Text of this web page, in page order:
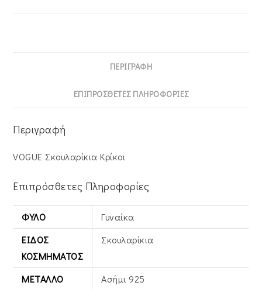
ΠΕΡΙΓΡΑΦΉ
ΕΠΙΠΡΌΣΘΕΤΕΣ ΠΛΗΡΟΦΟΡΊΕΣ
Περιγραφή
VOGUE Σκουλαρίκια Κρίκοι
Επιπρόσθετες Πληροφορίες
ΦΎΛΟ
Γυναίκα
ΕΊΔΟΣ
ΚΟΣΜΉΜΑΤΟΣ
Σκουλαρίκια
ΜΈΤΑΛΛΟ Ασήμι 925